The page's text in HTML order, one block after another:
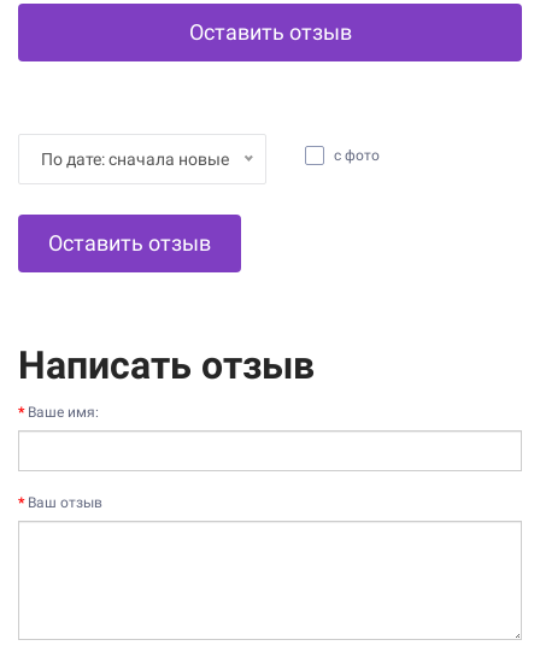
Оставить отзыв
По дате: сначала новые с фото
Оставить отзыв
Написать отзыв
Ваше имя:
Ваш отзыв